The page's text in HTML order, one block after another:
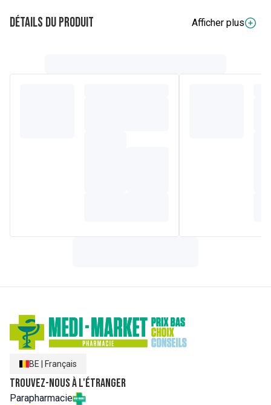
Détails du produit
Afficher plus
Les autres composants sont:
Macrogol 4 – Adipate di-isopropylique – Eau purifiée.
BE Français
Trouvez-nous à l'étranger
Parapharmacie